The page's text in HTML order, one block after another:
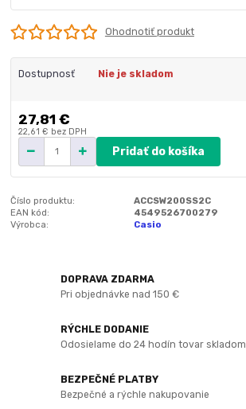
Ohodnotiť produkt
Dostupnosť Nie je skladom
27,81 €
22,61 € bez DPH
Pridať do košíka
Číslo produktu:
ACCSW200SS2C
EAN kód:
4549526700279
Výrobca:
Casio
DOPRAVA ZDARMA
Pri objednávke nad 150 €
RÝCHLE DODANIE
Odosielame do 24 hodín tovar skladom
BEZPEČNÉ PLATBY
Bezpečné a rýchle nakupovanie